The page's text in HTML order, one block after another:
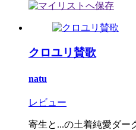
クロユリ賛歌
natu
レビュー
寄生と...の土着純愛ダー